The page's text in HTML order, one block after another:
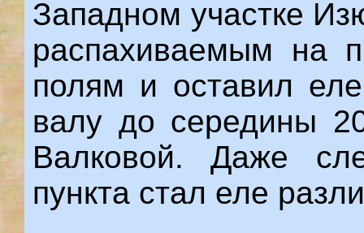
Западном участке
распахиваемым на
полям и оставил
валу до середины
Валковой. Даже
пункта стал еле